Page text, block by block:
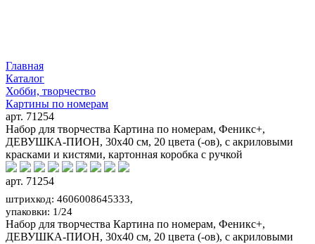
Главная
Каталог
Хобби, творчество
Картины по номерам
арт. 71254
Набор для творчества Картина по номерам, Феникс+,
ДЕВУШКА-ПИОН, 30х40 см, 20 цвета (-ов), с акриловыми
красками и кистями, картонная коробка с ручкой
арт. 71254
штрихкод: 4606008645333,
упаковки: 1/24
Набор для творчества Картина по номерам, Феникс+,
ДЕВУШКА-ПИОН, 30х40 см, 20 цвета (-ов), с акриловыми